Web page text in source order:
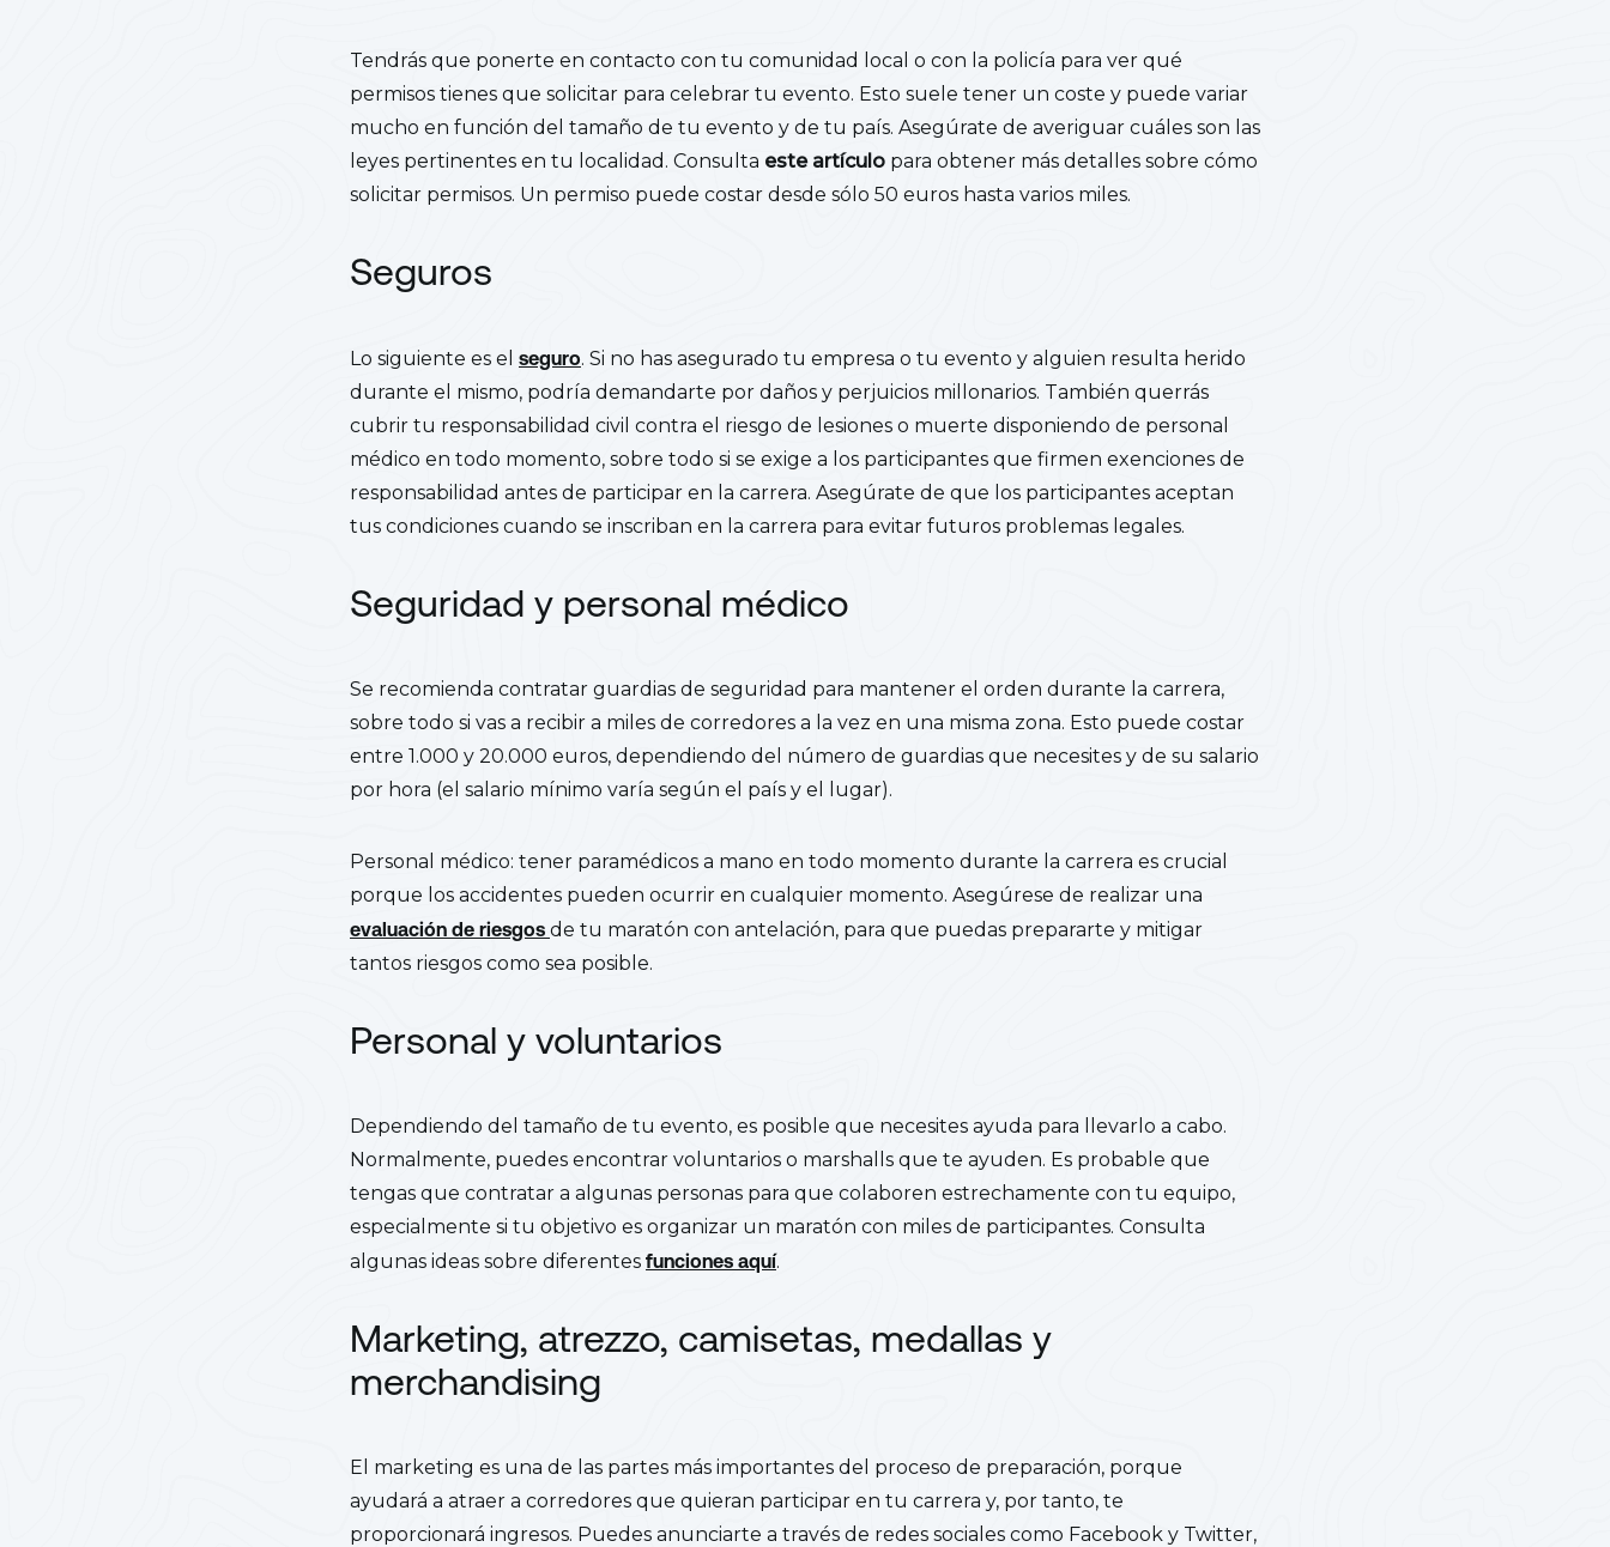
Tendrás que ponerte en contacto con tu comunidad local o con la policía para ver qué
permisos tienes que solicitar para celebrar tu evento. Esto suele tener un coste y puede variar
mucho en función del tamaño de tu evento y de tu país. Asegúrate de averiguar cuáles son las
leyes pertinentes en tu localidad. Consulta este artículo para obtener más detalles sobre cómo
solicitar permisos. Un permiso puede costar desde sólo 50 euros hasta varios miles.
Seguros
Lo siguiente es el seguro. Si no has asegurado tu empresa o tu evento y alguien resulta herido
durante el mismo, podría demandarte por daños y perjuicios millonarios. También querrás
cubrir tu responsabilidad civil contra el riesgo de lesiones o muerte disponiendo de personal
médico en todo momento, sobre todo si se exige a los participantes que firmen exenciones de
responsabilidad antes de participar en la carrera. Asegúrate de que los participantes aceptan
tus condiciones cuando se inscriban en la carrera para evitar futuros problemas legales.
Seguridad y personal médico
Se recomienda contratar guardias de seguridad para mantener el orden durante la carrera,
sobre todo si vas a recibir a miles de corredores a la vez en una misma zona. Esto puede costar
entre 1.000 y 20.000 euros, dependiendo del número de guardias que necesites y de su salario
por hora (el salario mínimo varía según el país y el lugar).
Personal médico: tener paramédicos a mano en todo momento durante la carrera es crucial
porque los accidentes pueden ocurrir en cualquier momento. Asegúrese de realizar una
evaluación de riesgos de tu maratón con antelación, para que puedas prepararte y mitigar
tantos riesgos como sea posible.
Personal y voluntarios
Dependiendo del tamaño de tu evento, es posible que necesites ayuda para llevarlo a cabo.
Normalmente, puedes encontrar voluntarios o marshalls que te ayuden. Es probable que
tengas que contratar a algunas personas para que colaboren estrechamente con tu equipo,
especialmente si tu objetivo es organizar un maratón con miles de participantes. Consulta
algunas ideas sobre diferentes funciones aquí.
Marketing, atrezzo, camisetas, medallas y
merchandising
El marketing es una de las partes más importantes del proceso de preparación, porque
ayudará a atraer a corredores que quieran participar en tu carrera y, por tanto, te
proporcionará ingresos. Puedes anunciarte a través de redes sociales como Facebook y Twitter,